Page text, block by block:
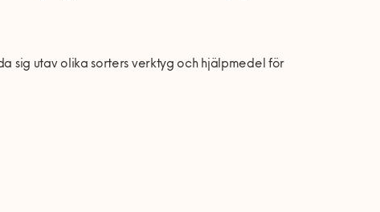
sig utav olika sorters verktyg och hjälpmedel för